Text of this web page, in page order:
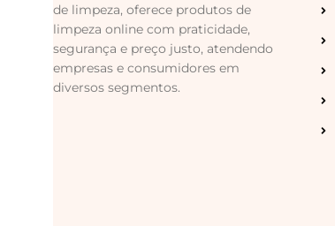
de limpeza, oferece produtos de
limpeza online com praticidade,
segurança e preço justo, atendendo
empresas e consumidores em
diversos segmentos.